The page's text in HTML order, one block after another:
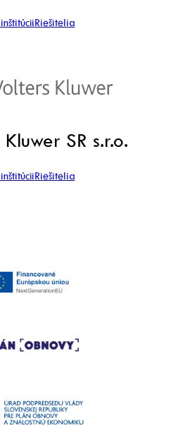
Riešitelia
SR s.r.o.
Riešitelia